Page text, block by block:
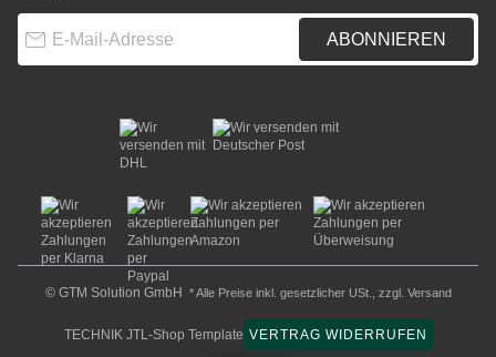
ABONNIEREN
© GTM Solution GmbH * Alle Preise inkl. gesetzlicher USt., zzgl. Versand
TECHNIK JTL-Shop Template VERTRAG WIDERRUFEN